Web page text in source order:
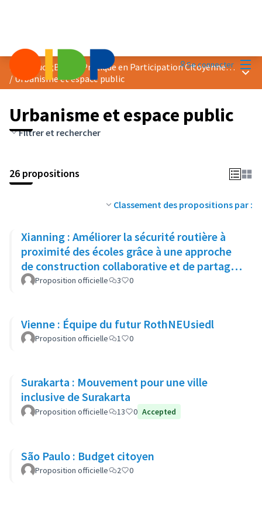
Se connecter
Prix &quot;Bonne Pratique en Participation Citoyenne&quot; 2024
/Urbanisme et espace public
Urbanisme et espace public
Filtrer et rechercher
26 propositions
Classement des propositions par :
Xianning : Améliorer la sécurité routière à
proximité des écoles grâce à une approche
de construction collaborative et de partage
adaptée aux enfants
Proposition officielle 3 0
Vienne : Équipe du futur RothNEUsiedl
Proposition officielle 1 0
Surakarta : Mouvement pour une ville
inclusive de Surakarta
Proposition officielle 13 0 Accepted
São Paulo : Budget citoyen
Proposition officielle 2 0